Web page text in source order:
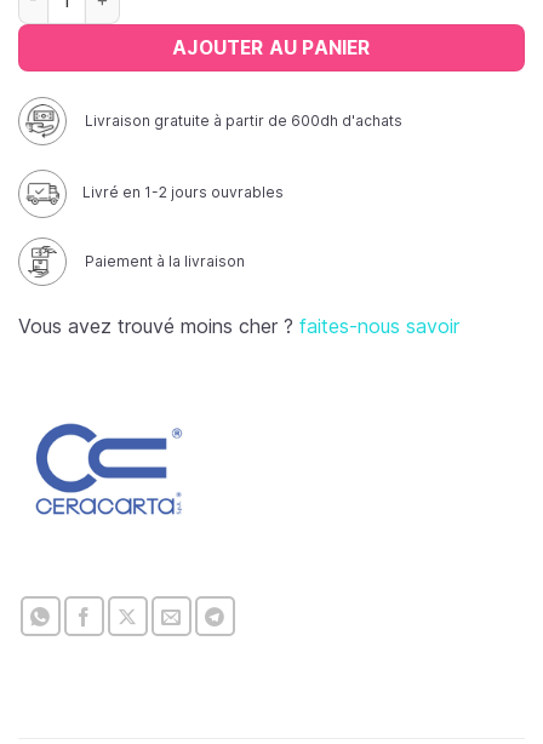
AJOUTER AU PANIER
Livraison gratuite à partir de 600dh d'achats
Livré en 1-2 jours ouvrables
Paiement à la livraison
Vous avez trouvé moins cher ? faites-nous savoir